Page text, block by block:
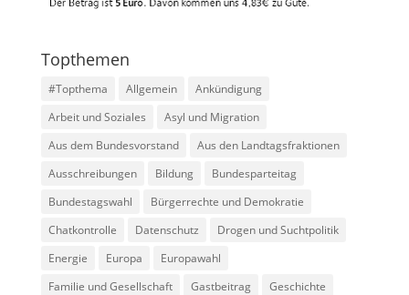
Topthemen
#Topthema Allgemein
Ankündigung
Arbeit und Soziales
Asyl und Migration
Aus dem Bundesvorstand
Aus den Landtagsfraktionen
Ausschreibungen
Bildung
Bundesparteitag
Bundestagswahl
Bürgerrechte und Demokratie
Chatkontrolle
Datenschutz
Drogen und Suchtpolitik
Energie
Europa
Europawahl
Familie und Gesellschaft
Gastbeitrag
Geschichte